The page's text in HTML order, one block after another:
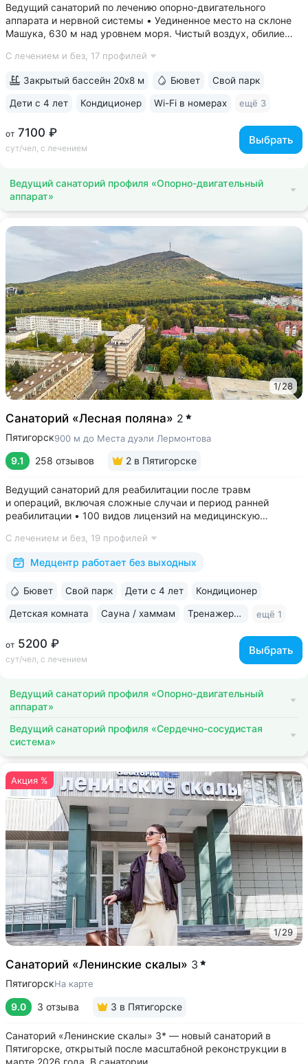
Ведущий санаторий по лечению опорно-двигательного
аппарата и нервной системы • Уединенное место на склоне
Машука, 630 м над уровнем моря. Чистый воздух, обилие
«Бесстыжие ванны», бювета источника № 24. Прямой выход
С лечением и без, 17 профилей
от 7100 ₽
сут/чел, с лечением
Выбрать
Закрытый бассейн 20х8 м Бювет Свой парк
Дети с 4 лет Кондиционер Wi-Fi в номерах ещё 3
Ведущий санаторий профиля «Опорно-двигательный
аппарат»
1/28
Санаторий «Лесная поляна» 2
Пятигорск900 м до Места дуэли Лермонтова
9.1 258 отзывов 2 в Пятигорске
Ведущий санаторий для реабилитации после травм
и операций, включая сложные случаи и период ранней
реабилитации • 100 видов лицензий на медицинскую
Доступная среда для гостей на колясках: в номерах,
на территории, в столовой • Расположен...
С лечением и без, 19 профилей
Медцентр работает без выходных
от 5200 ₽
сут/чел, с лечением
Выбрать
Бювет Свой парк Дети с 4 лет Кондиционер
Детская комната Сауна / хаммам Тренажерный зал ещё 1
Ведущий санаторий профиля «Опорно-двигательный
аппарат»
Ведущий санаторий профиля «Сердечно-сосудистая
система»
Акция %
1/29
Санаторий «Ленинские скалы» 3
ПятигорскНа карте
9.0 3 отзыва 3 в Пятигорске
Санаторий «Ленинские скалы» 3* — новый санаторий в
Пятигорске, открытый после масштабной реконструкции в
марте 2026 года. В санатории ...